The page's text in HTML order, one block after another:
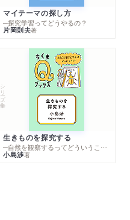
マイテーマの探し方
─探究学習ってどうやるの？
片岡則夫著
シリーズ・全集
生きものを探究する
─自然を観察するってどういうこと？
小島渉著